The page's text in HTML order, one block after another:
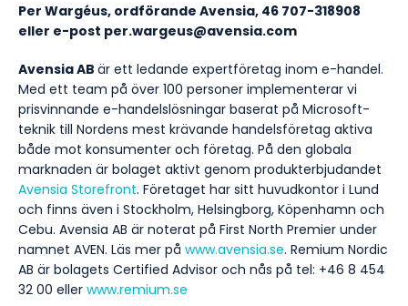
Per Wargéus, ordförande Avensia, 46 707-318908
eller e-post per.wargeus@avensia.com
Avensia AB är ett ledande expertföretag inom e-handel.
Med ett team på över 100 personer implementerar vi
prisvinnande e-handelslösningar baserat på Microsoft-
teknik till Nordens mest krävande handelsföretag aktiva
både mot konsumenter och företag. På den globala
marknaden är bolaget aktivt genom produkterbjudandet
Avensia Storefront. Företaget har sitt huvudkontor i Lund
och finns även i Stockholm, Helsingborg, Köpenhamn och
Cebu. Avensia AB är noterat på First North Premier under
namnet AVEN. Läs mer på www.avensia.se. Remium Nordic
AB är bolagets Certified Advisor och nås på tel: +46 8 454
32 00 eller www.remium.se